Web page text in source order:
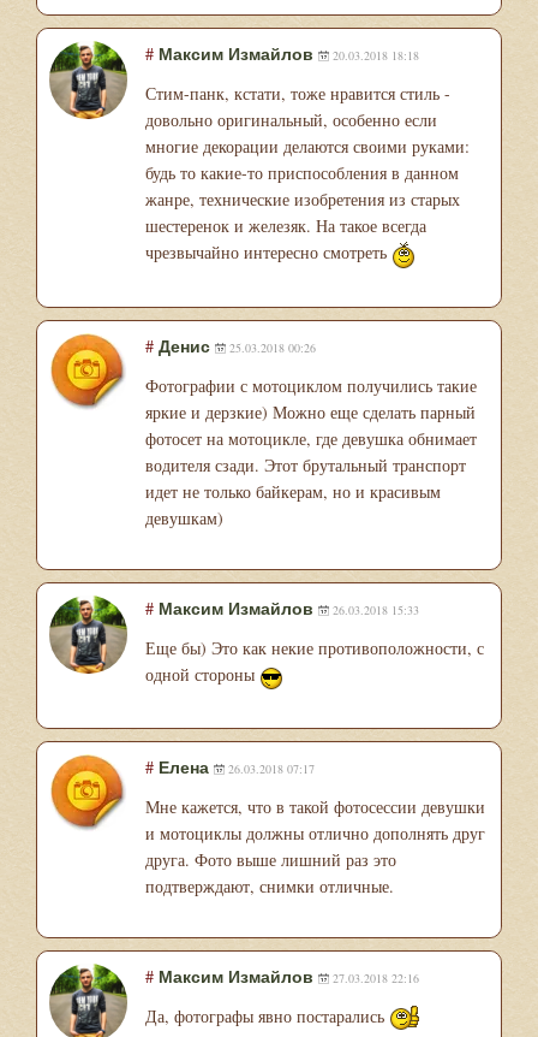
# Максим Измайлов 20.03.2018 18:18
Стим-панк, кстати, тоже нравится стиль -
довольно оригинальный, особенно если
многие декорации делаются своими руками:
будь то какие-то приспособления в данном
жанре, технические изобретения из старых
шестеренок и железяк. На такое всегда
чрезвычайно интересно смотреть
# Денис 25.03.2018 00:26
Фотографии с мотоциклом получились такие
яркие и дерзкие) Можно еще сделать парный
фотосет на мотоцикле, где девушка обнимает
водителя сзади. Этот брутальный транспорт
идет не только байкерам, но и красивым
девушкам)
# Максим Измайлов 26.03.2018 15:33
Еще бы) Это как некие противоположности, с
одной стороны
# Елена 26.03.2018 07:17
Мне кажется, что в такой фотосессии девушки
и мотоциклы должны отлично дополнять друг
друга. Фото выше лишний раз это
подтверждают, снимки отличные.
# Максим Измайлов 27.03.2018 22:16
Да, фотографы явно постарались